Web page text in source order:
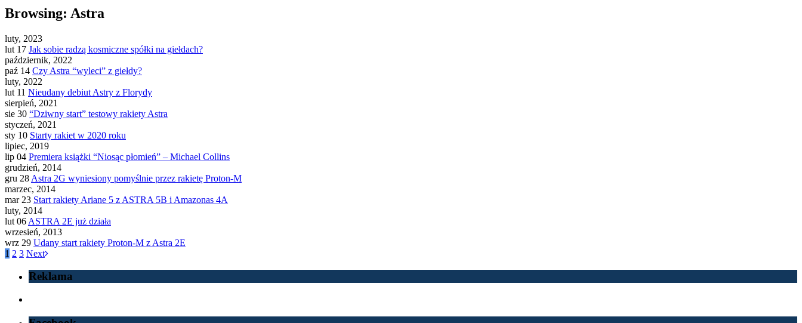
Browsing: Astra
luty, 2023
lut 17 Jak sobie radzą kosmiczne spółki na giełdach?
październik, 2022
paź 14 Czy Astra “wyleci” z giełdy?
luty, 2022
lut 11 Nieudany debiut Astry z Florydy
sierpień, 2021
sie 30 “Dziwny start” testowy rakiety Astra
styczeń, 2021
sty 10 Starty rakiet w 2020 roku
lipiec, 2019
lip 04 Premiera książki “Niosąc płomień” – Michael Collins
grudzień, 2014
gru 28 Astra 2G wyniesiony pomyślnie przez rakietę Proton-M
marzec, 2014
mar 23 Start rakiety Ariane 5 z ASTRA 5B i Amazonas 4A
luty, 2014
lut 06 ASTRA 2E już działa
wrzesień, 2013
wrz 29 Udany start rakiety Proton-M z Astra 2E
1 2 3 Next
Reklama